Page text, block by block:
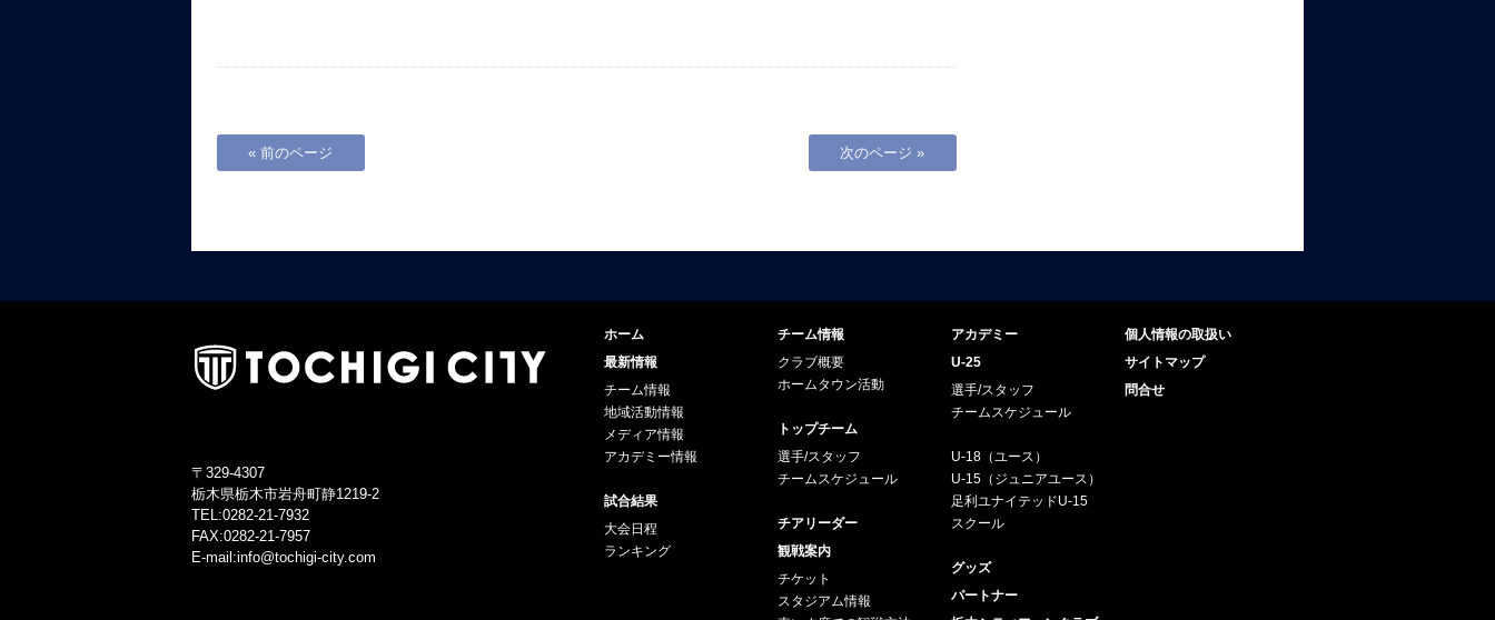
« 前のページ 次のページ »
〒329-4307
栃木県栃木市岩舟町静1219-2
TEL:0282-21-7932
FAX:0282-21-7957
E-mail:info@tochigi-city.com
ホーム
最新情報
チーム情報
地域活動情報
メディア情報
アカデミー情報
試合結果
大会日程
ランキング
チーム情報
クラブ概要
ホームタウン活動
トップチーム
選手/スタッフ
チームスケジュール
チアリーダー
観戦案内
チケット
スタジアム情報
アカデミー
U-25
選手/スタッフ
チームスケジュール
U-18（ユース）
U-15（ジュニアユース）
足利ユナイテッドU-15
スクール
グッズ
パートナー
個人情報の取扱い
サイトマップ
問合せ